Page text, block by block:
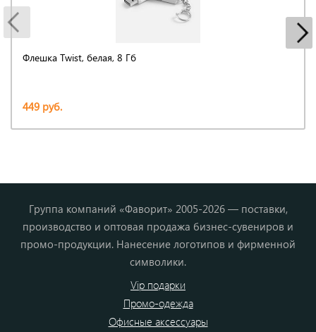
Флешка Twist, белая, 8 Гб
449 руб.
Группа компаний «Фаворит» 2005-2026 — поставки,
производство и оптовая продажа бизнес-сувениров и
промо-продукции. Нанесение логотипов и фирменной
символики.
Vip подарки
Промо-одежда
Офисные аксессуары